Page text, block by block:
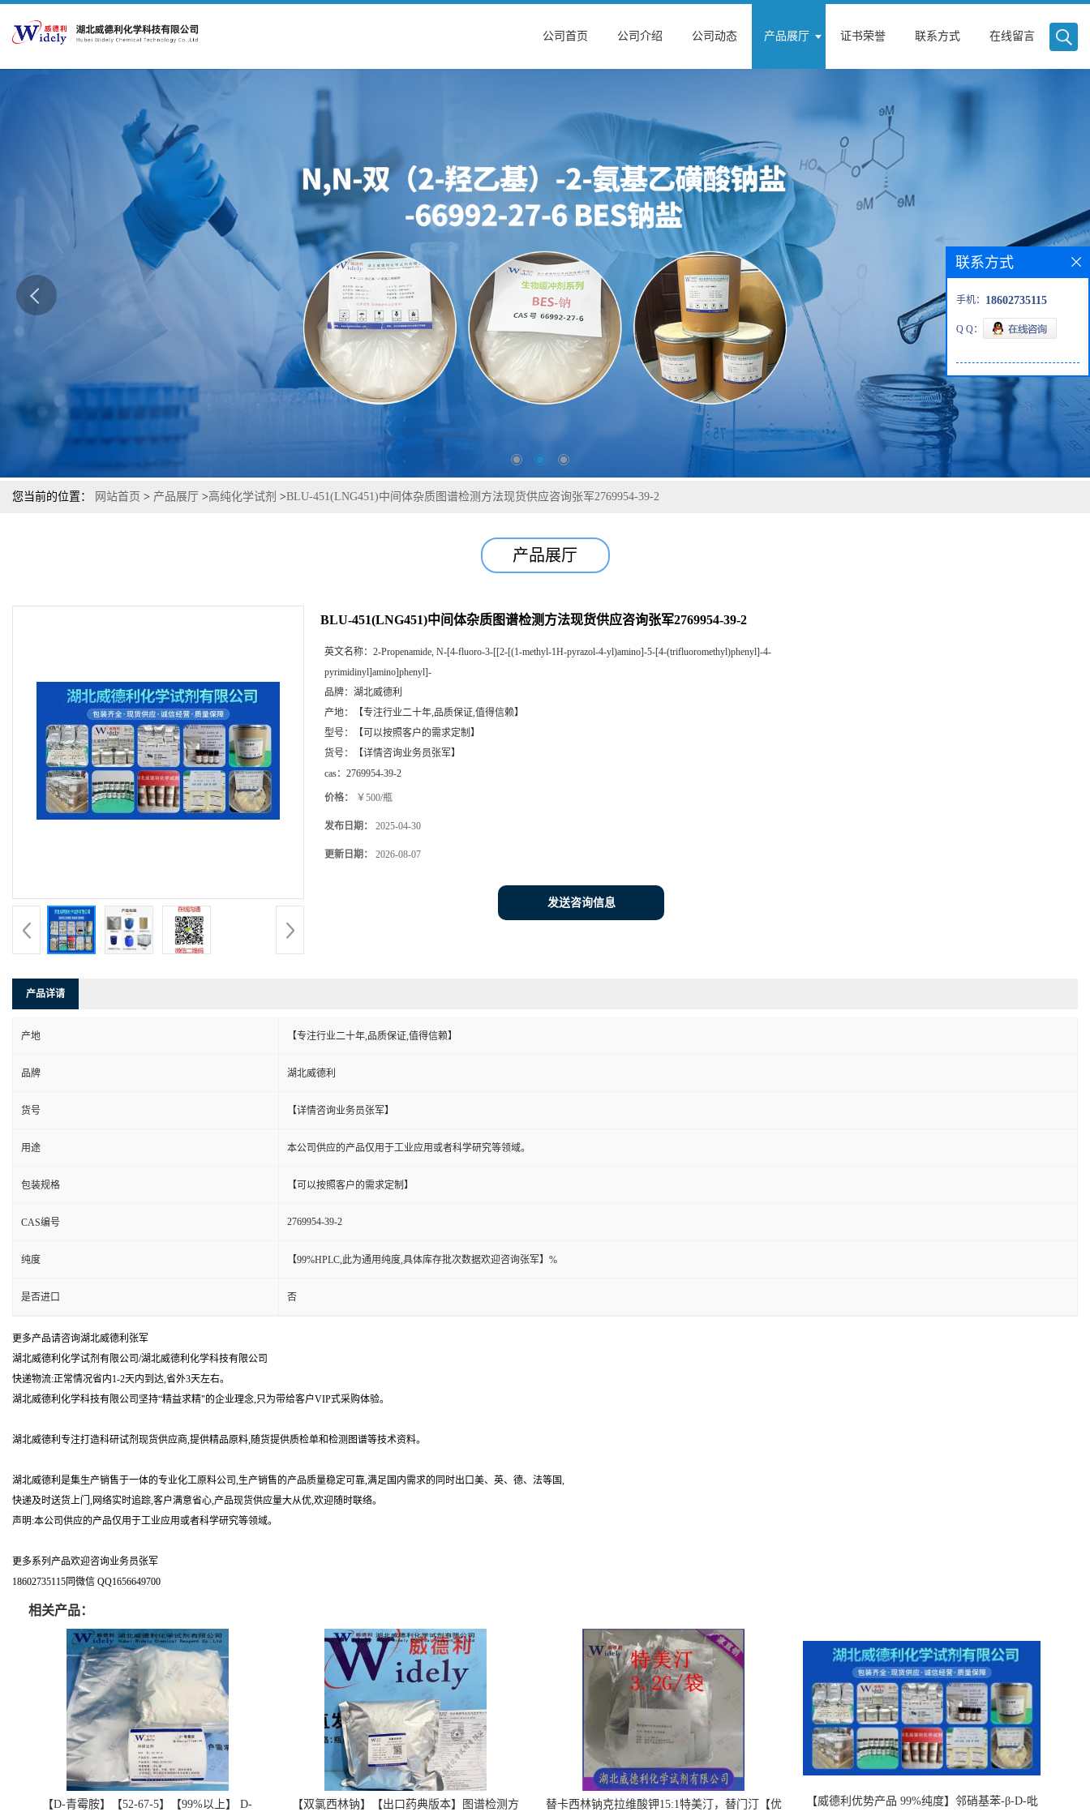
公司首页 公司介绍 公司动态 产品展厅 证书荣誉 联系方式 在线留言
您当前的位置： 网站首页 > 产品展厅 >高纯化学试剂 >BLU-451(LNG451)中间体杂质图谱检测方法现货供应咨询张军2769954-39-2
产品展厅
BLU-451(LNG451)中间体杂质图谱检测方法现货供应咨询张军2769954-39-2
英文名称： 2-Propenamide, N-[4-fluoro-3-[[2-[(1-methyl-1H-pyrazol-4-yl)amino]-5-[4-(trifluoromethyl)phenyl]-4-
pyrimidinyl]amino]phenyl]-
品牌： 湖北威德利
产地：
【专注行业二十年,品质保证,值得信赖】
型号：
【可以按照客户的需求定制】
货号：
【详情咨询业务员张军】
cas： 2769954-39-2
价格： ￥500/瓶
发布日期： 2025-04-30
更新日期： 2026-08-07
发送咨询信息
产品详请
产地 【专注行业二十年,品质保证,值得信赖】
品牌 湖北威德利
货号 【详情咨询业务员张军】
用途 本公司供应的产品仅用于工业应用或者科学研究等领域。
包装规格 【可以按照客户的需求定制】
CAS编号 2769954-39-2
纯度 【99%HPLC,此为通用纯度,具体库存批次数据欢迎咨询张军】%
是否进口 否
更多产品请咨询湖北威德利张军
湖北威德利化学试剂有限公司/湖北威德利化学科技有限公司
快递物流:正常情况省内1-2天内到达,省外3天左右。
湖北威德利化学科技有限公司坚持“精益求精"的企业理念,只为带给客户VIP式采购体验。
湖北威德利专注打造科研试剂现货供应商,提供精品原料,随货提供质检单和检测图谱等技术资料。
湖北威德利是集生产销售于一体的专业化工原料公司,生产销售的产品质量稳定可靠,满足国内需求的同时出口美、英、德、法等国,
快递及时送货上门,网络实时追踪,客户满意省心,产品现货供应量大从优,欢迎随时联络。
声明:本公司供应的产品仅用于工业应用或者科学研究等领域。
更多系列产品欢迎咨询业务员张军
18602735115同微信 QQ1656649700
相关产品：
【D-青霉胺】【52-67-5】【99%以上】 D- 【双氯西林钠】【出口药典版本】图谱检测方 替卡西林钠克拉维酸钾15:1特美汀，替门汀【优
【威德利优势产品 99%纯度】邻硝基苯-β-D-吡
联系方式
手机： 18602735115
Q Q：